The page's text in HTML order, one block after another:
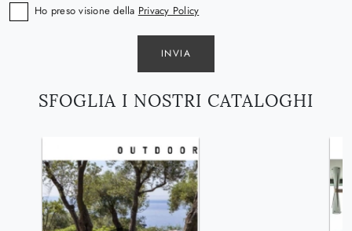
SFOGLIA I NOSTRI CATALOGHI
Ho preso visione della Privacy Policy
INVIA